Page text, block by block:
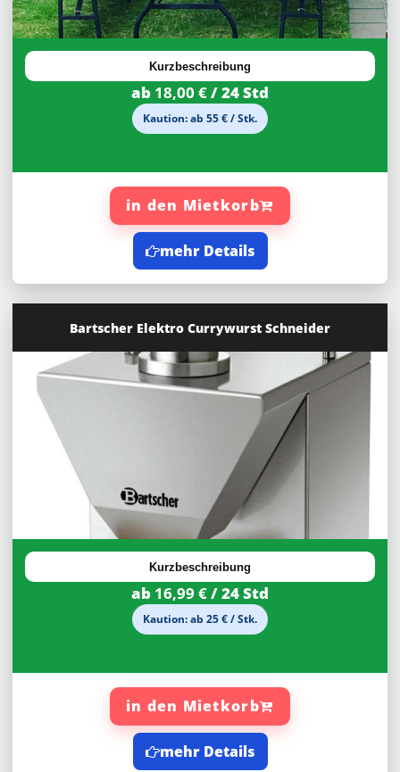
27,92%
Rabatt Kurzbeschreibung
ab 18,00 €/ 24 Std
Kaution: ab 55 € / Stk.
in den Mietkorb
mehr Details
Bartscher Elektro Currywurst Schneider
30%
Rabatt Kurzbeschreibung
ab 16,99 €/ 24 Std
Kaution: ab 25 € / Stk.
in den Mietkorb
mehr Details